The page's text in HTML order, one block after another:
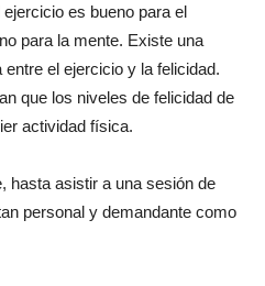
es bueno para el
para la mente. Existe una
el ejercicio y la felicidad.
que los niveles de felicidad de
actividad física.
hasta asistir a una sesión de
personal y demandante como